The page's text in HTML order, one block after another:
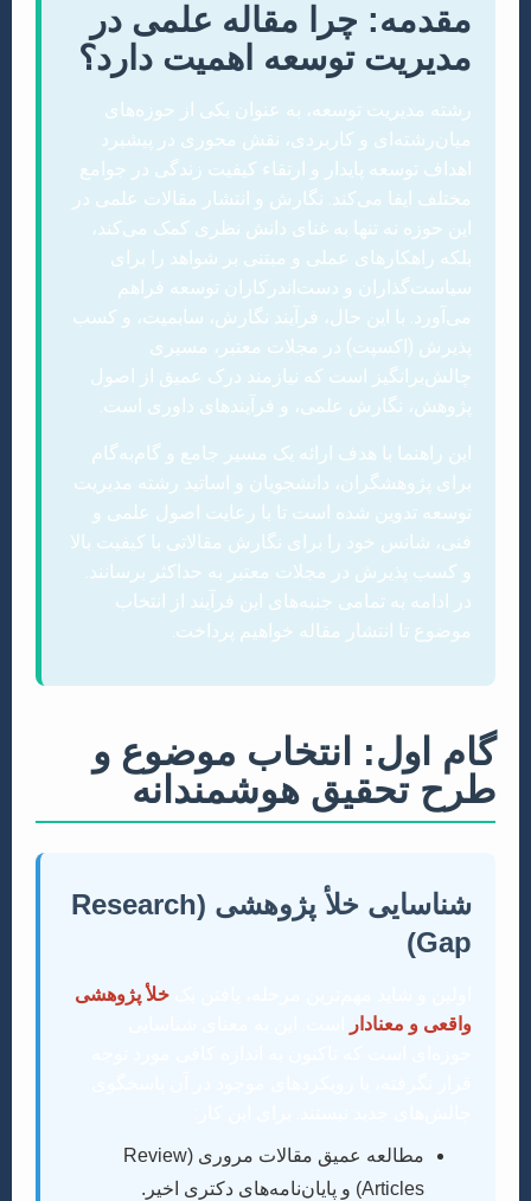
مقدمه: چرا مقاله علمی در
مدیریت توسعه اهمیت دارد؟
رشته مدیریت توسعه، به عنوان یکی از حوزه‌های
میان‌رشته‌ای و کاربردی، نقش محوری در پیشبرد
اهداف توسعه پایدار و ارتقاء کیفیت زندگی در جوامع
مختلف ایفا می‌کند. نگارش و انتشار مقالات علمی در
این حوزه نه تنها به غنای دانش نظری کمک می‌کند،
بلکه راهکارهای عملی و مبتنی بر شواهد را برای
سیاست‌گذاران و دست‌اندرکاران توسعه فراهم
می‌آورد. با این حال، فرآیند نگارش، سابمیت، و کسب
پذیرش (اکسپت) در مجلات معتبر، مسیری
چالش‌برانگیز است که نیازمند درک عمیق از اصول
پژوهش، نگارش علمی، و فرآیندهای داوری است.
این راهنما با هدف ارائه یک مسیر جامع و گام‌به‌گام
برای پژوهشگران، دانشجویان و اساتید رشته مدیریت
توسعه تدوین شده است تا با رعایت اصول علمی و
فنی، شانس خود را برای نگارش مقالاتی با کیفیت بالا
و کسب پذیرش در مجلات معتبر به حداکثر برسانند.
در ادامه به تمامی جنبه‌های این فرآیند از انتخاب
موضوع تا انتشار مقاله خواهیم پرداخت.
گام اول: انتخاب موضوع و
طرح تحقیق هوشمندانه
شناسایی خلأ پژوهشی (Research
Gap)
خلأ پژوهشی
واقعی و معنادار
مطالعه عمیق مقالات مروری (Review
Articles) و پایان‌نامه‌های دکتری اخیر.